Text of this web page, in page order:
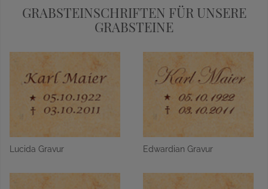
GRABSTEINSCHRIFTEN FÜR UNSERE
GRABSTEINE
Lucida Gravur Edwardian Gravur